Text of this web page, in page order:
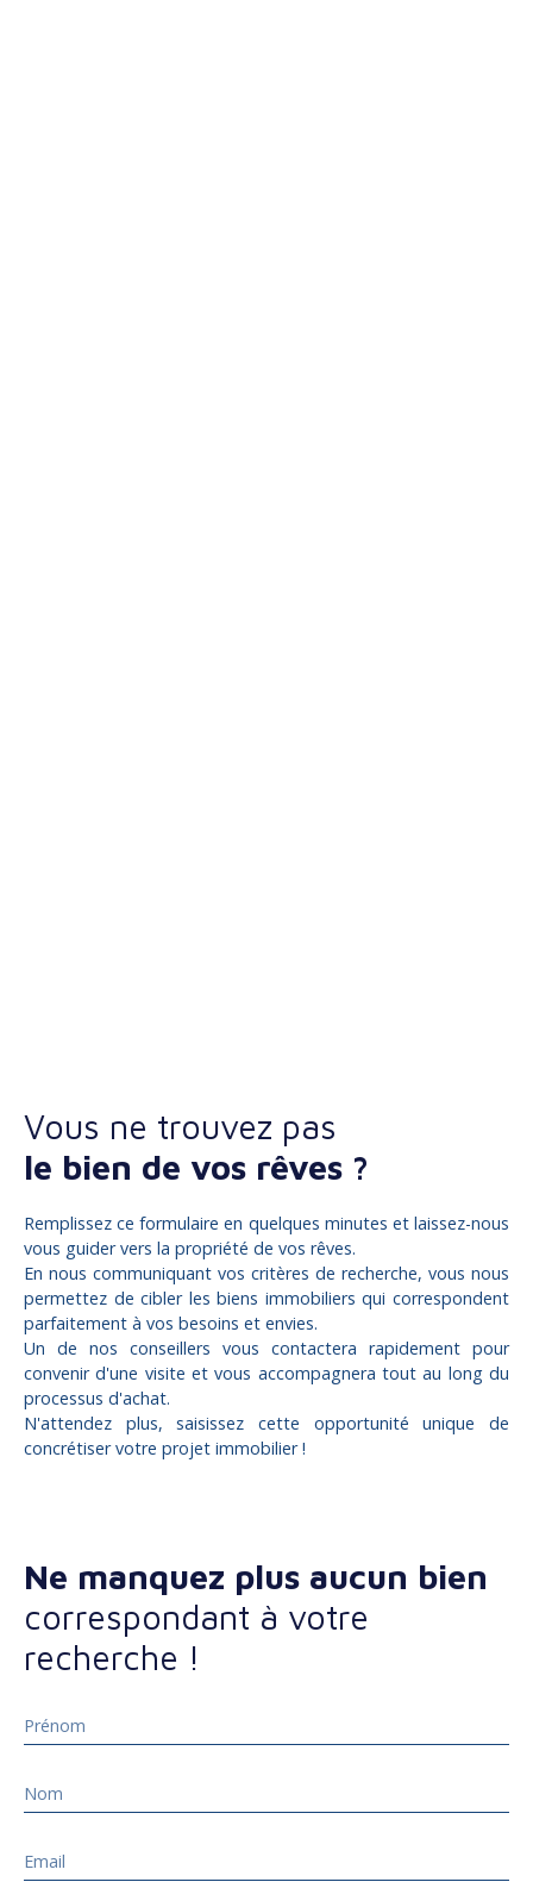
Vous ne trouvez pas
le bien de vos rêves ?
Remplissez ce formulaire en quelques minutes et laissez-nous
vous guider vers la propriété de vos rêves.
En nous communiquant vos critères de recherche, vous nous
permettez de cibler les biens immobiliers qui correspondent
parfaitement à vos besoins et envies.
Un de nos conseillers vous contactera rapidement pour
convenir d'une visite et vous accompagnera tout au long du
processus d'achat.
N'attendez plus, saisissez cette opportunité unique de
concrétiser votre projet immobilier !
Ne manquez plus aucun bien
correspondant à votre
recherche !
Prénom
Nom
Email